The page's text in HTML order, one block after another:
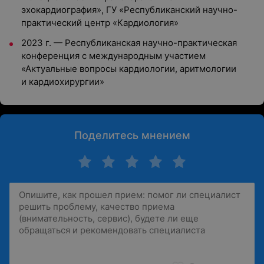
эхокардиография», ГУ «Республиканский научно-
практический центр «Кардиология»
2023 г. — Республиканская научно-практическая
конференция с международным участием
«Актуальные вопросы кардиологии, аритмологии
и кардиохирургии»
Поделитесь мнением